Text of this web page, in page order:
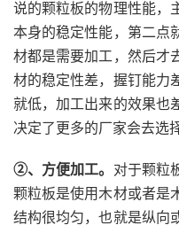
说的颗粒板的物理性能，
本身的稳定性能，第二点
材都是需要加工，然后才
材的稳定性差，握钉能力
就低，加工出来的效果也
决定了更多的厂家会去选
②、方便加工。 对于颗粒
颗粒板是使用木材或者是
结构很均匀，也就是纵向